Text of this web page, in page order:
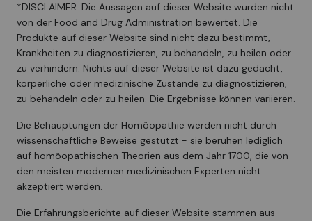
*DISCLAIMER: Die Aussagen auf dieser Website wurden nicht
von der Food and Drug Administration bewertet. Die
Produkte auf dieser Website sind nicht dazu bestimmt,
Krankheiten zu diagnostizieren, zu behandeln, zu heilen oder
zu verhindern. Nichts auf dieser Website ist dazu gedacht,
körperliche oder medizinische Zustände zu diagnostizieren,
zu behandeln oder zu heilen. Die Ergebnisse können variieren.
Die Behauptungen der Homöopathie werden nicht durch
wissenschaftliche Beweise gestützt - sie beruhen lediglich
auf homöopathischen Theorien aus dem Jahr 1700, die von
den meisten modernen medizinischen Experten nicht
akzeptiert werden.
Die Erfahrungsberichte auf dieser Website stammen aus